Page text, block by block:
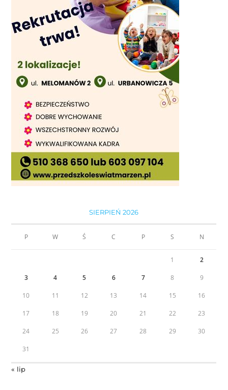
SIERPIEŃ 2026
P W Ś C P S N
1 2
3 4 5 6 7 8 9
10 11 12 13 14 15 16
17 18 19 20 21 22 23
24 25 26 27 28 29 30
31
« lip